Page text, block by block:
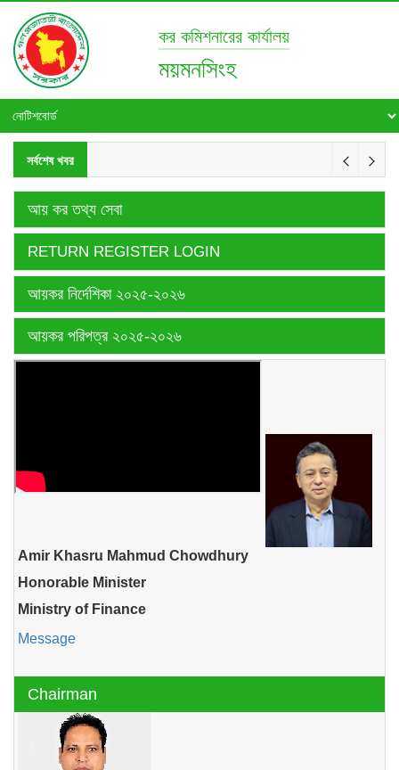
কর কমিশনারের কার্যালয়
ময়মনসিংহ
সর্বশেষ খবর
আয় কর তথ্য সেবা
RETURN REGISTER LOGIN
আয়কর নির্দেশিকা ২০২৫-২০২৬
আয়কর পরিপত্র ২০২৫-২০২৬
Amir Khasru Mahmud Chowdhury
Honorable Minister
Ministry of Finance
Message
Chairman